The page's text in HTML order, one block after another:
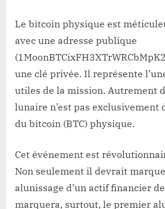
Le bitcoin physique est
avec une adresse publique
une clé privée. Il représente
utiles de la mission. Autrement
lunaire n’est pas exclusivement
du bitcoin (BTC) physique.
Cet événement est
Non seulement il devrait
alunissage d’un actif financier
marquera, surtout, le premier